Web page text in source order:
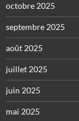
octobre 2025
septembre 2025
août 2025
juillet 2025
juin 2025
mai 2025